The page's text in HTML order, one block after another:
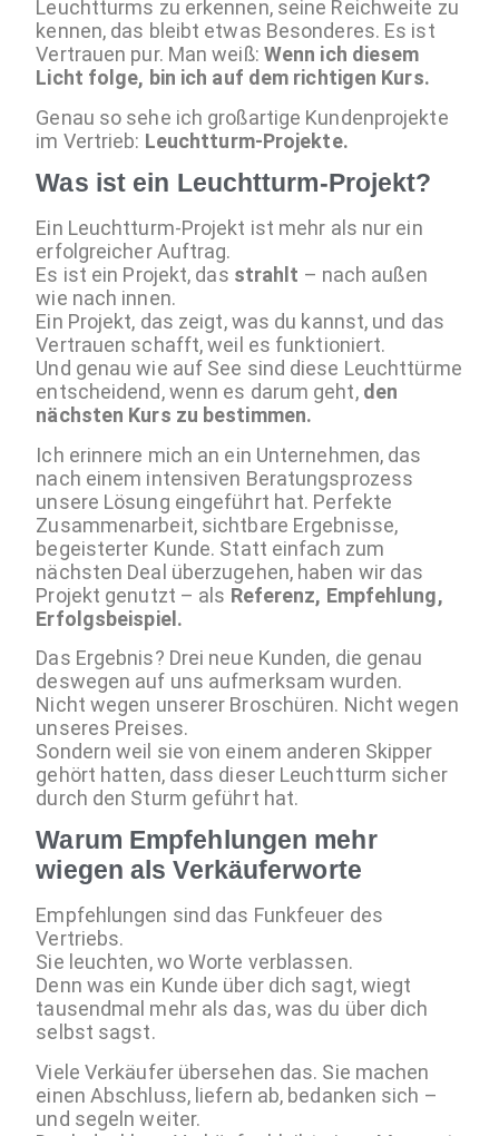
Leuchtturms zu erkennen, seine Reichweite zu
kennen, das bleibt etwas Besonderes. Es ist
Vertrauen pur. Man weiß: Wenn ich diesem
Licht folge, bin ich auf dem richtigen Kurs.
Genau so sehe ich großartige Kundenprojekte
im Vertrieb: Leuchtturm-Projekte.
Was ist ein Leuchtturm-Projekt?
Ein Leuchtturm-Projekt ist mehr als nur ein
erfolgreicher Auftrag.
Es ist ein Projekt, das strahlt – nach außen
wie nach innen.
Ein Projekt, das zeigt, was du kannst, und das
Vertrauen schafft, weil es funktioniert.
Und genau wie auf See sind diese Leuchttürme
entscheidend, wenn es darum geht, den
nächsten Kurs zu bestimmen.
Ich erinnere mich an ein Unternehmen, das
nach einem intensiven Beratungsprozess
unsere Lösung eingeführt hat. Perfekte
Zusammenarbeit, sichtbare Ergebnisse,
begeisterter Kunde. Statt einfach zum
nächsten Deal überzugehen, haben wir das
Projekt genutzt – als Referenz, Empfehlung,
Erfolgsbeispiel.
Das Ergebnis? Drei neue Kunden, die genau
deswegen auf uns aufmerksam wurden.
Nicht wegen unserer Broschüren. Nicht wegen
unseres Preises.
Sondern weil sie von einem anderen Skipper
gehört hatten, dass dieser Leuchtturm sicher
durch den Sturm geführt hat.
Warum Empfehlungen mehr
wiegen als Verkäuferworte
Empfehlungen sind das Funkfeuer des
Vertriebs.
Sie leuchten, wo Worte verblassen.
Denn was ein Kunde über dich sagt, wiegt
tausendmal mehr als das, was du über dich
selbst sagst.
Viele Verkäufer übersehen das. Sie machen
einen Abschluss, liefern ab, bedanken sich –
und segeln weiter.